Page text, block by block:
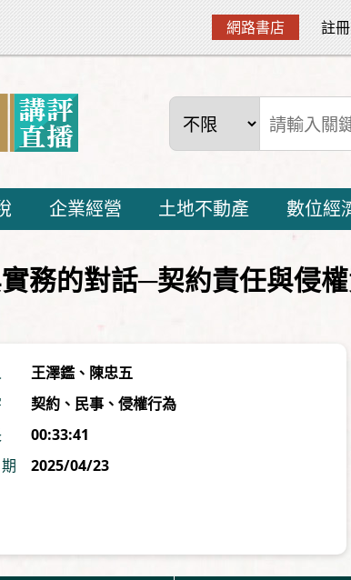
網路書店 註冊
企業經營 土地不動產 數位經
務的對話─契約責任與侵
王澤鑑 、 陳忠五
契約 、 民事 、 侵權行為
00:33:41
2025/04/23